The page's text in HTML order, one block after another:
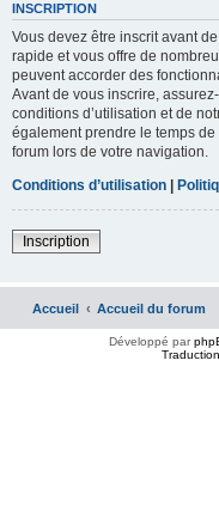
INSCRIPTION
Vous devez être inscrit avant
rapide et vous offre de
peuvent accorder des
Avant de vous inscrire,
conditions d’utilisation et de
également prendre le temps
forum lors de votre navigation.
Conditions d’utilisation |
Inscription
Accueil Accueil du forum
Développé par